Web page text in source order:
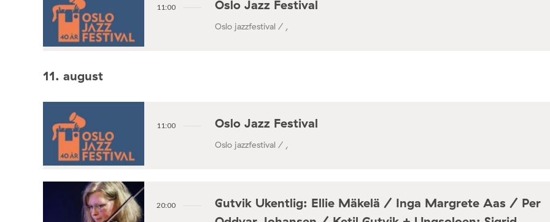
11:00 Oslo Jazz Festival
Oslo jazzfestival / ,
11. august
11:00 Oslo Jazz Festival
Oslo jazzfestival / ,
20:00
Gutvik Ukentlig: Ellie Mäkelä / Inga Margrete Aas / Per